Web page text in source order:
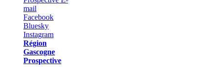
Région
Gascogne
Prospective